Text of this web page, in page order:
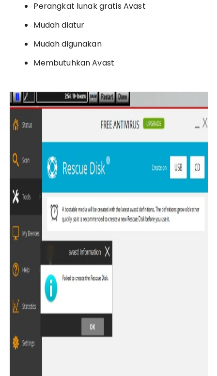
Perangkat lunak gratis Avast
Mudah diatur
Mudah digunakan
Membutuhkan Avast